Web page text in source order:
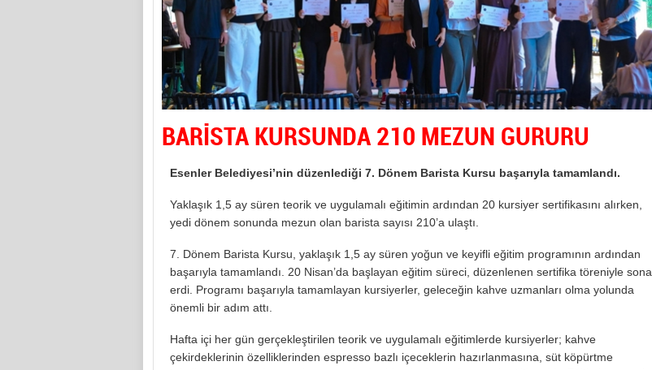
BARİSTA KURSUNDA 210 MEZUN GURURU
Esenler Belediyesi’nin düzenlediği 7. Dönem Barista Kursu başarıyla tamamlandı.
Yaklaşık 1,5 ay süren teorik ve uygulamalı eğitimin ardından 20 kursiyer sertifikasını alırken,
yedi dönem sonunda mezun olan barista sayısı 210’a ulaştı.
7. Dönem Barista Kursu, yaklaşık 1,5 ay süren yoğun ve keyifli eğitim programının ardından
başarıyla tamamlandı. 20 Nisan’da başlayan eğitim süreci, düzenlenen sertifika töreniyle sona
erdi. Programı başarıyla tamamlayan kursiyerler, geleceğin kahve uzmanları olma yolunda
önemli bir adım attı.
Hafta içi her gün gerçekleştirilen teorik ve uygulamalı eğitimlerde kursiyerler; kahve
çekirdeklerinin özelliklerinden espresso bazlı içeceklerin hazırlanmasına, süt köpürtme